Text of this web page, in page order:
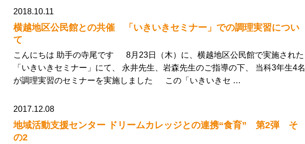
2018.10.11
横越地区公民館との共催 「いきいきセミナー」での調理実習につい
て
こんにちは 助手の寺尾です 8月23日（木）に、横越地区公民館で実施された
「いきいきセミナー」にて、 永井先生、岩森先生のご指導の下、 当科3年生4名
が調理実習のセミナーを実施しました この「いきいきセ …
2017.12.08
地域活動支援センター ドリームカレッジとの連携“食育” 第2弾 そ
の2